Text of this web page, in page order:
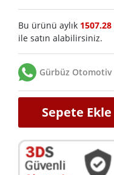
Bu ürünü aylık 1507.28
ile satın alabilirsiniz.
Gürbüz Otomotiv
Sepete Ekle